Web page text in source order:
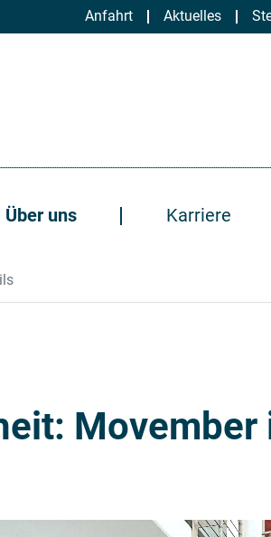
Anfahrt Aktuelles
Über uns Karriere